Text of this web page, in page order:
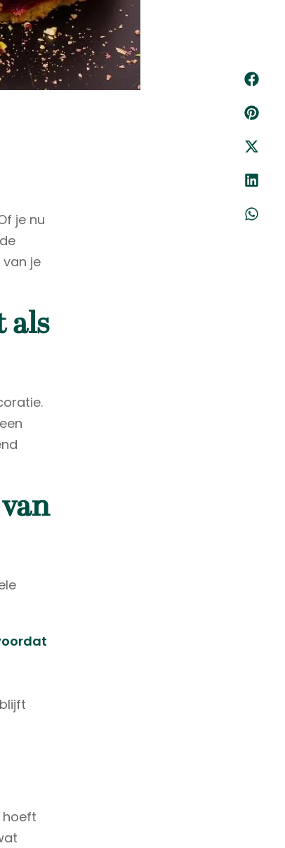
je nu
je
als
hoeft